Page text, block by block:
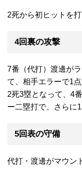
2死から初ヒットを
4回裏の攻撃
7番（代打）渡邊が
て、相手エラーで1点
2死3塁となって、4
ー二塁打で、さらに
5回表の守備
代打・渡邊がマウン